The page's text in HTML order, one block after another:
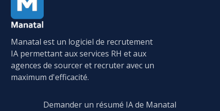
Manatal est un logiciel de recrutement
IA permettant aux services RH et aux
agences de sourcer et recruter avec un
maximum d'efficacité.
Demander un résumé IA de Manatal